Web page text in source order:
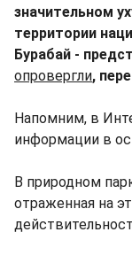
значительном
территории
Бурабай -
опровергли,
Напомним, в
информации в
В природном
отраженная на